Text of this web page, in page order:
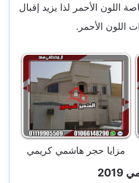
الأحمر لذا يزيد إقبال
اللون الأحمر.
مزايا حجر هاشمي كريمي